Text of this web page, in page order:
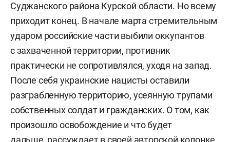
Суджанского района Курской области. Но всему
приходит конец. В начале марта стремительным
ударом российские части выбили оккупантов
с захваченной территории, противник
практически не сопротивлялся, уходя на запад.
После себя украинские нацисты оставили
разграбленную территорию, усеянную трупами
собственных солдат и гражданских. О том, как
произошло освобождение и что будет
дальше, рассуждает в своей авторской колонке